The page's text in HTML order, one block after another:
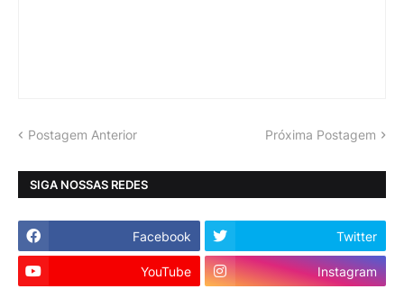
Postagem Anterior Próxima Postagem
SIGA NOSSAS REDES
Facebook Twitter
YouTube Instagram